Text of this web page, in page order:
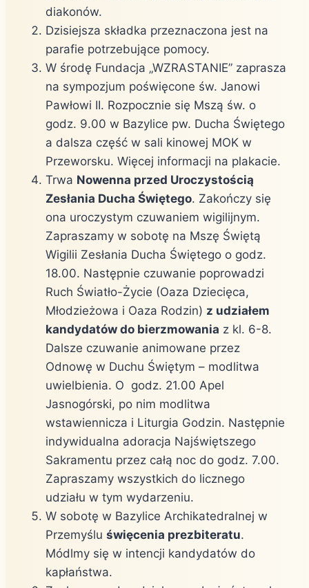
diakonów.
Dzisiejsza składka przeznaczona jest na
parafie potrzebujące pomocy.
W środę Fundacja „WZRASTANIE” zaprasza
na sympozjum poświęcone św. Janowi
Pawłowi II. Rozpocznie się Mszą św. o
godz. 9.00 w Bazylice pw. Ducha Świętego
a dalsza część w sali kinowej MOK w
Przeworsku. Więcej informacji na plakacie.
Trwa Nowenna przed Uroczystością
Zesłania Ducha Świętego. Zakończy się
ona uroczystym czuwaniem wigilijnym.
Zapraszamy w sobotę na Mszę Świętą
Wigilii Zesłania Ducha Świętego o godz.
18.00. Następnie czuwanie poprowadzi
Ruch Światło-Życie (Oaza Dziecięca,
Młodzieżowa i Oaza Rodzin) z udziałem
kandydatów do bierzmowania z kl. 6-8.
Dalsze czuwanie animowane przez
Odnowę w Duchu Świętym – modlitwa
uwielbienia. O godz. 21.00 Apel
Jasnogórski, po nim modlitwa
wstawiennicza i Liturgia Godzin. Następnie
indywidualna adoracja Najświętszego
Sakramentu przez całą noc do godz. 7.00.
Zapraszamy wszystkich do licznego
udziału w tym wydarzeniu.
W sobotę w Bazylice Archikatedralnej w
Przemyślu święcenia prezbiteratu.
Módlmy się w intencji kandydatów do
kapłaństwa.